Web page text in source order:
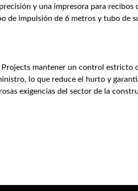
y una impresora para recibos
de impulsión de 6 metros y tubo de
mantener un control estricto
lo que reduce el hurto y
exigencias del sector de la